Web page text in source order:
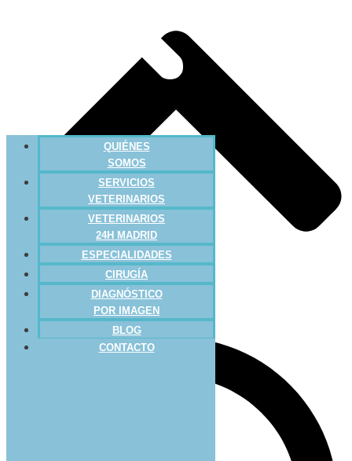
QUIÉNES
SOMOS
SERVICIOS
VETERINARIOS
VETERINARIOS
24H MADRID
ESPECIALIDADES
CIRUGÍA
DIAGNÓSTICO
POR IMAGEN
BLOG
CONTACTO